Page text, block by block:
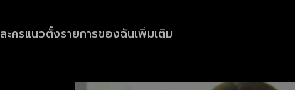
ละครแนวตั้งรายการของฉันเพิ่มเติม